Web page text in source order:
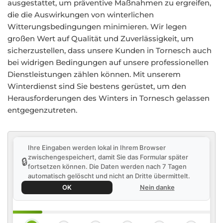
ausgestattet, um präventive Maßnahmen zu ergreifen,
die die Auswirkungen von winterlichen
Witterungsbedingungen minimieren. Wir legen
großen Wert auf Qualität und Zuverlässigkeit, um
sicherzustellen, dass unsere Kunden in Tornesch auch
bei widrigen Bedingungen auf unsere professionellen
Dienstleistungen zählen können. Mit unserem
Winterdienst sind Sie bestens gerüstet, um den
Herausforderungen des Winters in Tornesch gelassen
entgegenzutreten.
🔒
Ihre Eingaben werden lokal in Ihrem Browser
zwischengespeichert, damit Sie das Formular später
fortsetzen können. Die Daten werden nach 7 Tagen
automatisch gelöscht und nicht an Dritte übermittelt.
OK
Nein danke